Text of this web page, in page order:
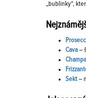
„bublinky“,
Cava –
Sekt –